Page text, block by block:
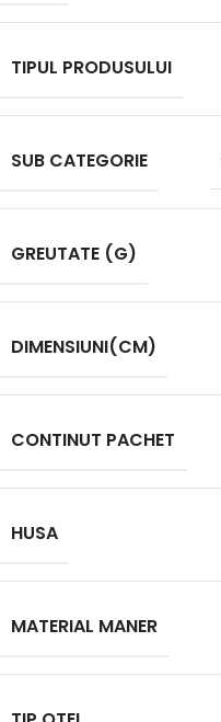
TIPUL PRODUSULUI
SUB CATEGORIE
GREUTATE (G)
DIMENSIUNI(CM)
CONTINUT PACHET
HUSA
MATERIAL MANER